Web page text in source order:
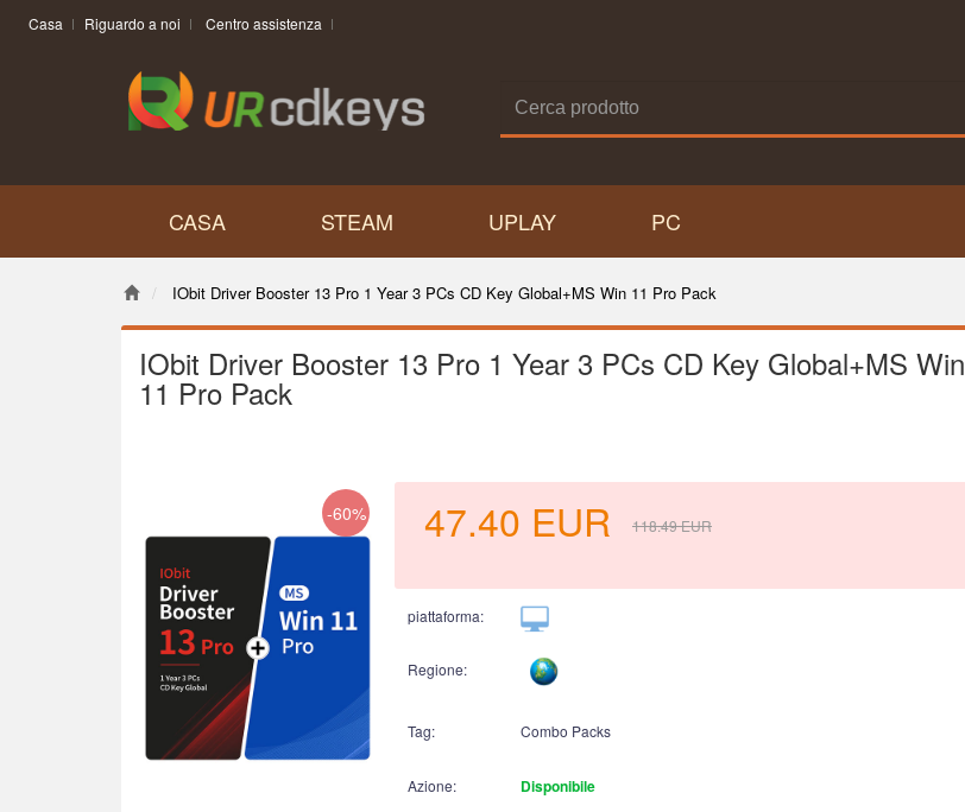
Casa Riguardo a noi Centro assistenza
CASA STEAM UPLAY PC
IObit Driver Booster 13 Pro 1 Year 3 PCs CD Key Global+MS Win 11 Pro Pack
IObit Driver Booster 13 Pro 1 Year 3 PCs CD Key Global+MS Win
11 Pro Pack
-60% 47.40 EUR 118.49EUR
piattaforma:
Regione:
Tag: Combo Packs
Azione: Disponibile